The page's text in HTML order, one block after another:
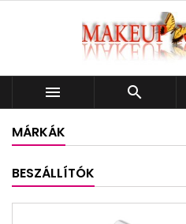
 
MÁRKÁK
BESZÁLLÍTÓK